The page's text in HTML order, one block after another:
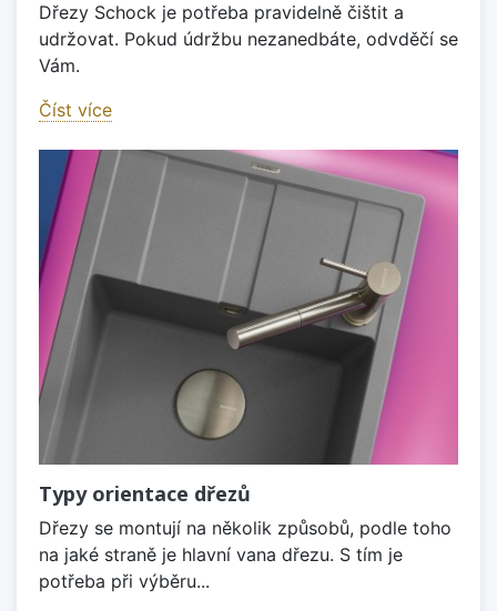
Dřezy Schock je potřeba pravidelně čištit a
udržovat. Pokud údržbu nezanedbáte, odvděčí se
Vám.
Číst více
Typy orientace dřezů
Dřezy se montují na několik způsobů, podle toho
na jaké straně je hlavní vana dřezu. S tím je
potřeba při výběru...